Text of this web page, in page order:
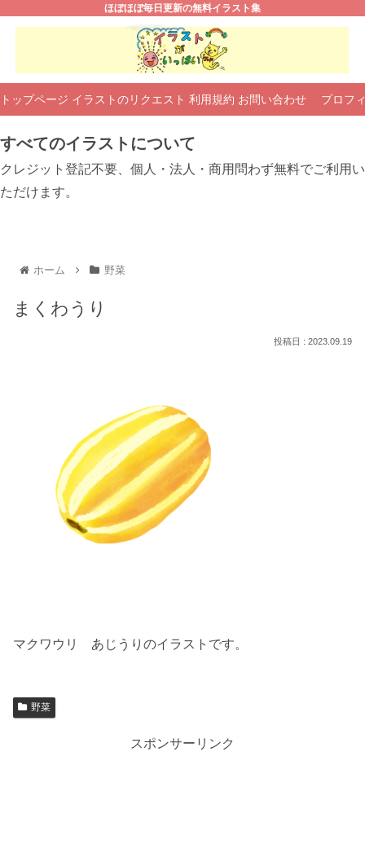
ほぼほぼ毎日更新の無料イラスト集
トップページ イラストのリクエスト 利用規約 お問い合わせ プロフ
すべてのイラストについて
クレジット登記不要、個人・法人・商用問わず無料でご利用い
ただけます。
ホーム 野菜
まくわうり
2023.09.19
マクワウリ あじうりのイラストです。
野菜
スポンサーリンク